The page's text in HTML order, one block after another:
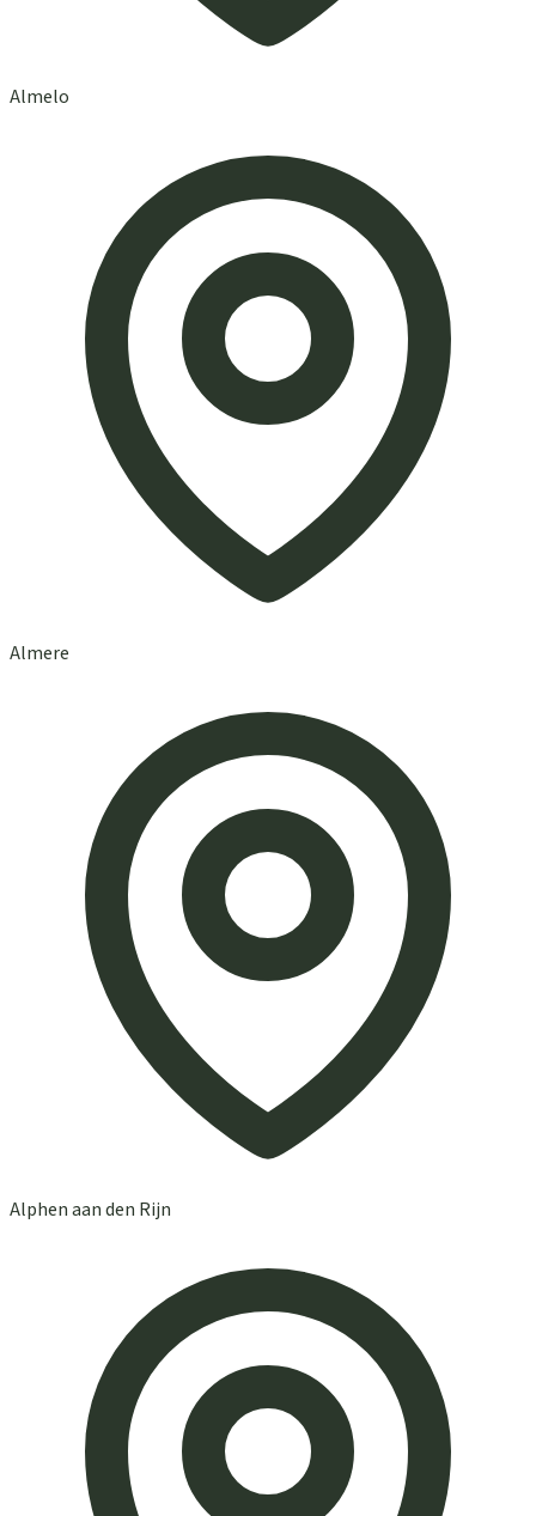
Almelo
Almere
Alphen aan den Rijn